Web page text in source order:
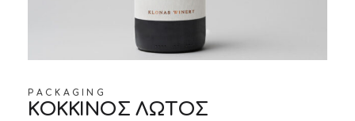
PACKAGING
ΚΟΚΚΙΝΟΣ ΛΩΤΟΣ